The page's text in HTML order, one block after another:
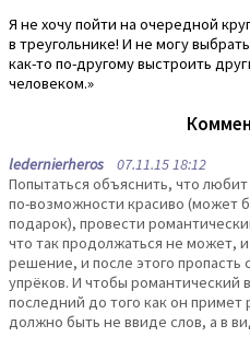
Я не хочу пойти на очередной
в треугольнике! И не могу
как-то по-другому выстроить
человеком.»
ledernierheros 07.11.15 18:12
Попытаться объяснить, что
по-возможности красиво (может
подарок), провести
что так продолжаться не может,
решение, и после этого
упрёков. И чтобы романтический
последний до того как он
должно быть не ввиде слов, а в